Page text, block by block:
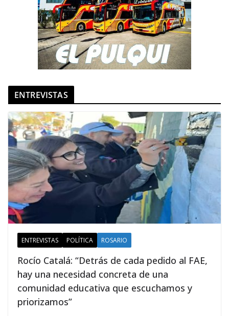
ENTREVISTAS
ENTREVISTAS POLÍTICA ROSARIO
Rocío Catalá: “Detrás de cada pedido al FAE,
hay una necesidad concreta de una
comunidad educativa que escuchamos y
priorizamos”